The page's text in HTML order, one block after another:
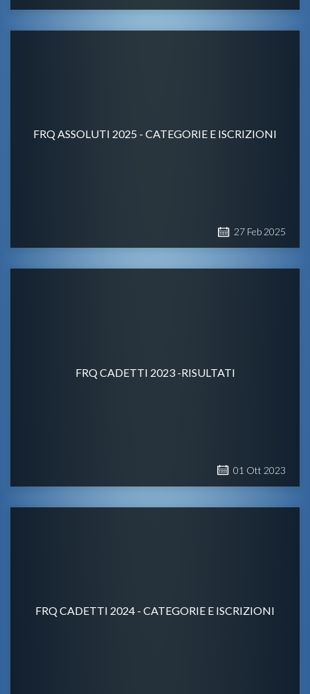
FRQ ASSOLUTI 2025 - CATEGORIE E ISCRIZIONI
27 Feb 2025
FRQ CADETTI 2023 -RISULTATI
01 Ott 2023
FRQ CADETTI 2024 - CATEGORIE E ISCRIZIONI